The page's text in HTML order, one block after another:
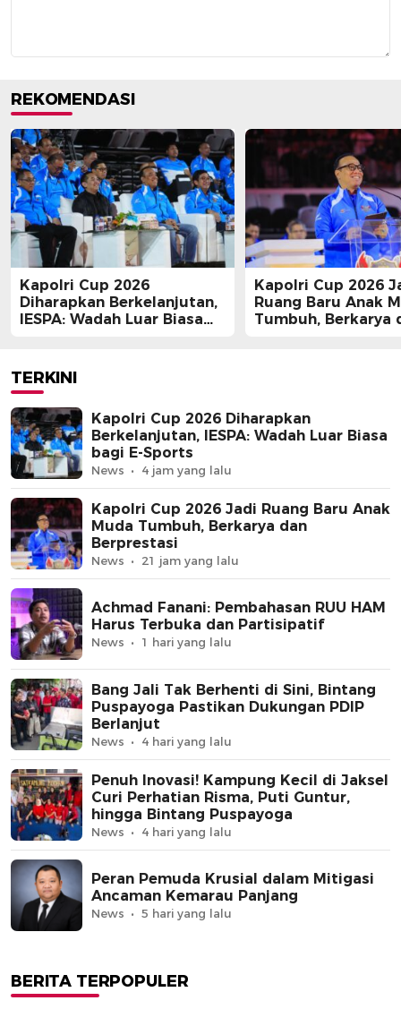
REKOMENDASI
Kapolri Cup 2026
Diharapkan Berkelanjutan,
IESPA: Wadah Luar Biasa
Kapolri Cup 2026
Ruang Baru Anak
Tumbuh, Berkarya
TERKINI
Kapolri Cup 2026 Diharapkan
Berkelanjutan, IESPA: Wadah Luar Biasa
bagi E-Sports
News 4 jam yang lalu
Kapolri Cup 2026 Jadi Ruang Baru Anak
Muda Tumbuh, Berkarya dan
Berprestasi
News 21 jam yang lalu
Achmad Fanani: Pembahasan RUU HAM
Harus Terbuka dan Partisipatif
News 1 hari yang lalu
Bang Jali Tak Berhenti di Sini, Bintang
Puspayoga Pastikan Dukungan PDIP
Berlanjut
News 4 hari yang lalu
Penuh Inovasi! Kampung Kecil di Jaksel
Curi Perhatian Risma, Puti Guntur,
hingga Bintang Puspayoga
News 4 hari yang lalu
Peran Pemuda Krusial dalam Mitigasi
Ancaman Kemarau Panjang
News 5 hari yang lalu
BERITA TERPOPULER